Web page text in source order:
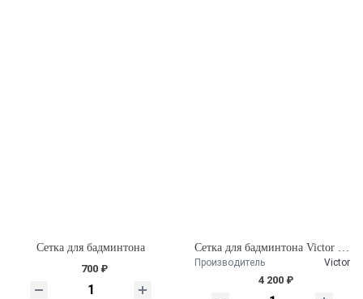
Сетка для бадминтона
700 ₽
Сетка для бадминтона Victor C-7004
Производитель Victor
4 200 ₽